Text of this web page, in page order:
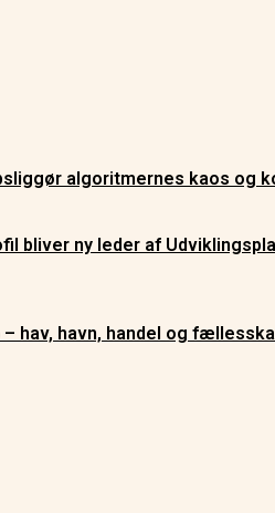
algoritmernes kaos og
bliver ny leder af
– hav, havn, handel og